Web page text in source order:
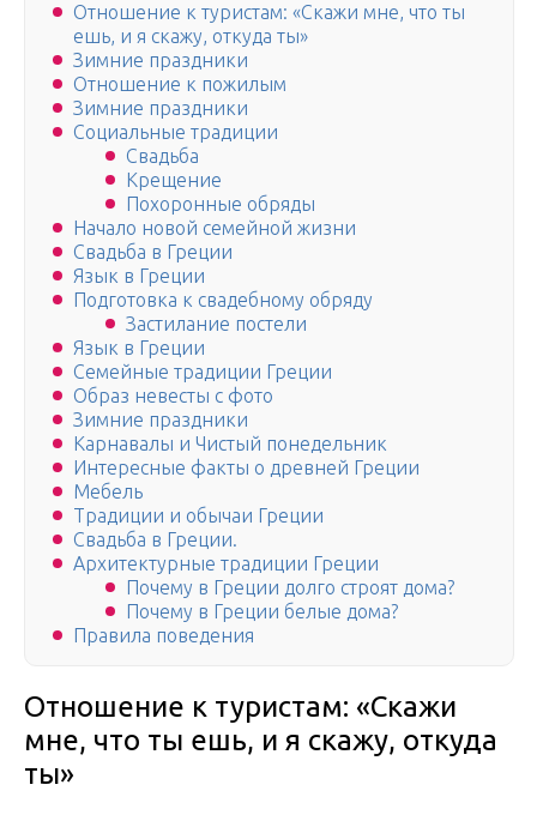
Отношение к туристам: «Скажи мне, что ты
ешь, и я скажу, откуда ты»
Зимние праздники
Отношение к пожилым
Зимние праздники
Социальные традиции
Свадьба
Крещение
Похоронные обряды
Начало новой семейной жизни
Свадьба в Греции
Язык в Греции
Подготовка к свадебному обряду
Застилание постели
Язык в Греции
Семейные традиции Греции
Образ невесты с фото
Зимние праздники
Карнавалы и Чистый понедельник
Интересные факты о древней Греции
Мебель
Традиции и обычаи Греции
Свадьба в Греции.
Архитектурные традиции Греции
Почему в Греции долго строят дома?
Почему в Греции белые дома?
Правила поведения
Отношение к туристам: «Скажи
мне, что ты ешь, и я скажу, откуда
ты»